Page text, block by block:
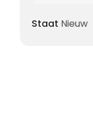
Staat Nieuw